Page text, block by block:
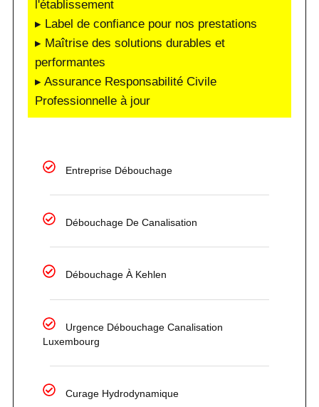
l'établissement
▸ Label de confiance pour nos prestations
▸ Maîtrise des solutions durables et
performantes
▸ Assurance Responsabilité Civile
Professionnelle à jour
Entreprise Débouchage
Débouchage De Canalisation
Débouchage À Kehlen
Urgence Débouchage Canalisation
Luxembourg
Curage Hydrodynamique